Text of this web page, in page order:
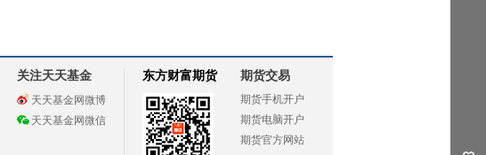
关注天天基金
天天基金网微博
天天基金网微信
东方财富期货 期货交易
期货手机开户
期货电脑开户
期货官方网站